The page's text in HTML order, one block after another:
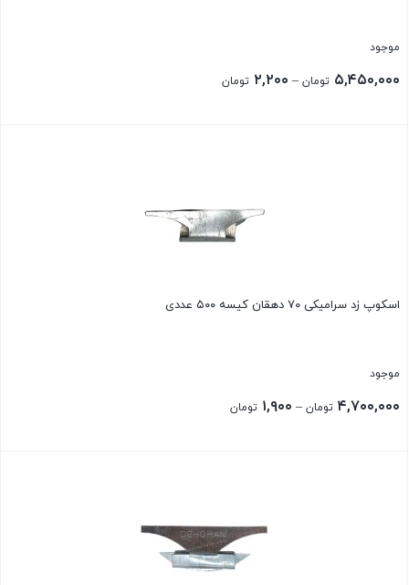
موجود
۵,۴۵۰,۰۰۰ تومان – ۲,۲۰۰ تومان
اسکوپ زد سرامیکی ۷۰ دهقان کیسه ۵۰۰ عددی
موجود
۴,۷۰۰,۰۰۰ تومان – ۱,۹۰۰ تومان